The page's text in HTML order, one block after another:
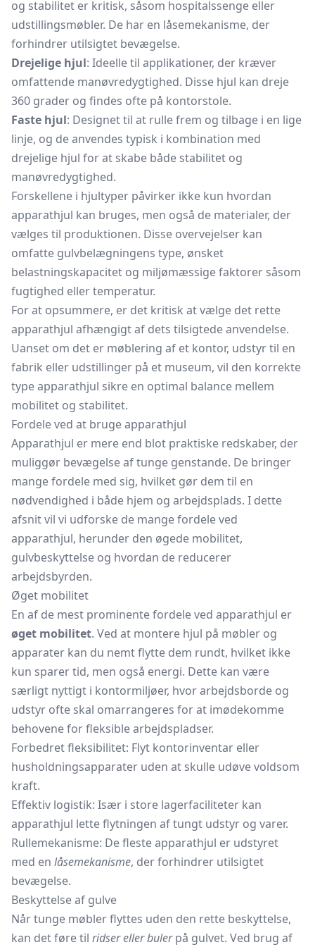
og stabilitet er kritisk, såsom hospitalssenge eller
udstillingsmøbler. De har en låsemekanisme, der
forhindrer utilsigtet bevægelse.
Drejelige hjul: Ideelle til applikationer, der kræver
omfattende manøvredygtighed. Disse hjul kan dreje
360 grader og findes ofte på kontorstole.
Faste hjul: Designet til at rulle frem og tilbage i en lige
linje, og de anvendes typisk i kombination med
drejelige hjul for at skabe både stabilitet og
manøvredygtighed.
Forskellene i hjultyper påvirker ikke kun hvordan
apparathjul kan bruges, men også de materialer, der
vælges til produktionen. Disse overvejelser kan
omfatte gulvbelægningens type, ønsket
belastningskapacitet og miljømæssige faktorer såsom
fugtighed eller temperatur.
For at opsummere, er det kritisk at vælge det rette
apparathjul afhængigt af dets tilsigtede anvendelse.
Uanset om det er møblering af et kontor, udstyr til en
fabrik eller udstillinger på et museum, vil den korrekte
type apparathjul sikre en optimal balance mellem
mobilitet og stabilitet.
Fordele ved at bruge apparathjul
Apparathjul er mere end blot praktiske redskaber, der
muliggør bevægelse af tunge genstande. De bringer
mange fordele med sig, hvilket gør dem til en
nødvendighed i både hjem og arbejdsplads. I dette
afsnit vil vi udforske de mange fordele ved
apparathjul, herunder den øgede mobilitet,
gulvbeskyttelse og hvordan de reducerer
arbejdsbyrden.
Øget mobilitet
En af de mest prominente fordele ved apparathjul er
øget mobilitet. Ved at montere hjul på møbler og
apparater kan du nemt flytte dem rundt, hvilket ikke
kun sparer tid, men også energi. Dette kan være
særligt nyttigt i kontormiljøer, hvorarbejdsborde og
udstyr ofte skal omarrangeres for at imødekomme
behovene for fleksible arbejdspladser.
Forbedret fleksibilitet: Flyt kontorinventar eller
husholdningsapparater uden at skulle udøve voldsom
kraft.
Effektiv logistik: Især i store lagerfaciliteter kan
apparathjul lette flytningen af tungt udstyr og varer.
Rullemekanisme: De fleste apparathjul er udstyret
med en låsemekanisme, der forhindrer utilsigtet
bevægelse.
Beskyttelse af gulve
Når tunge møbler flyttes uden den rette beskyttelse,
kan det føre til ridser eller bulerpå gulvet. Ved brug af